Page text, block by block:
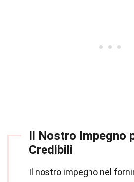
Il Nostro Impegno
Credibili
Il nostro impegno nel